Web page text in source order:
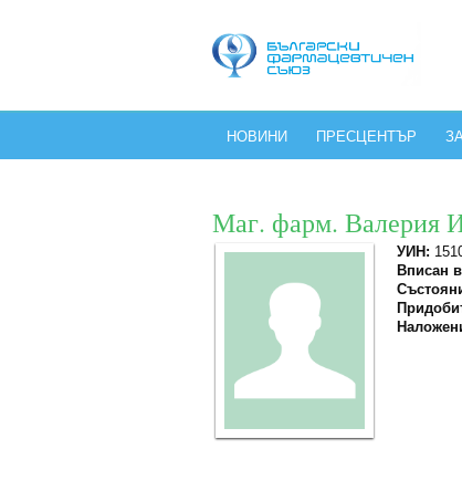
НОВИНИ ПРЕСЦЕНТЪР
Маг. фарм. Валерия
УИН:
Вписан